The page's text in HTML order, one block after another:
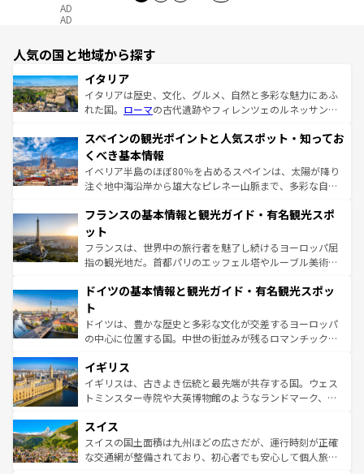
AD
AD
人気の国と地域から探す
イタリア
イタリアは歴史、文化、グルメ、自然と多彩な魅力にあふ
れた国。 ローマの古代遺跡やフィレンツェのルネッサンス
ろん、トスカーナの美しい田園風景やアマルフィ海岸の絶
景など、自然景観も見逃せない。観光の合間には、本場の
ピザやパスタなど、絶品のイタリア料理を堪能することも
できる。朝目覚めてから夜眠るまで、すべての瞬間を楽し
なお、新着のイタリア情報はコンテンツ一覧を参照してほ
しい。
スペインの観光ポイントと人気スポット・知ってお
くべき基本情報
イベリア半島のほぼ80％を占めるスペインは、太陽が降り
注ぐ地中海沿岸から雄大なピレネー山脈まで、多彩な自然
文化が根付くこの国では、情熱的なフラメンコ、熱気あふ
れる闘牛、そして美味しいタパスが生活の一部となってい
る。首都マドリードの洗練された雰囲気や、バルセロナの
アートに溢れた街角から、地方では古代ローマ遺跡や中世
せる。地方によって風土や気候が異なるスペインはその個
ンテンツ一覧 を参照してほしい。
フランスの基本情報と観光ガイド・有名観光スポ
ット
フランスは、世界中の旅行者を魅了し続けるヨーロッパ屈
指の観光地だ。首都パリのエッフェル塔やルーブル美術館
で、幅広い魅力が詰まっている。華麗な宮殿、歴史的な大
聖堂、美しいビーチ、そして豊かな自然が、訪れる者を心
から魅了する。また、フランスは美食の国としても知ら
れ、フランス料理はユネスコ無形文化遺産にも登録されて
香り高いラベンダー畑など、多彩な楽しみ方が可能だ。さ
らに、パリ以外の地域にも魅力が溢れており、どの街角に
も豊かな歴史と文化が息づいている。パリ以外の個性あふ
を参照してほしい。
ドイツの基本情報と観光ガイド・有名観光スポッ
ト
ドイツは、豊かな歴史と多彩な文化が交差するヨーロッパ
の中心に位置する国。中世の街並みが残るロマンチック街
顔を持つこの国は、どこを歩いても飽きることがない。ベ
ルリンの文化的活気、バイエルン州のアルプスの絶景、そ
してライン川沿いのワイン畑といった風景は必見。ビール
は、お酒好きな人にはぜひ体験してほしい。 なお、新着の
ドイツ情報はコンテンツ一覧を参照してほしい。
イギリス
イギリスは、古きよき伝統と最先端が共存する国。ウェス
トミンスター寺院や大英博物館のようなランドマーク、歴
リアごとに異なる魅力がある。また、優雅なアフタヌーン
ティー、ビール好きにはたまらない英国パブ、サッカー観
戦など、本場だからこそできる体験も豊富。イギリスを旅
スイス
スイスの国土面積は九州ほどの広さだが、運行時刻が正確
な交通網が整備されており、初心者でも安心して個人旅行